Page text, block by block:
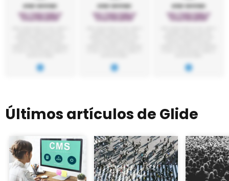
Últimos artículos de Glide